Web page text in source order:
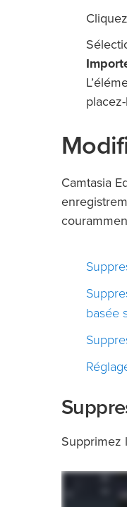
Camtasia
basée
Supprimez